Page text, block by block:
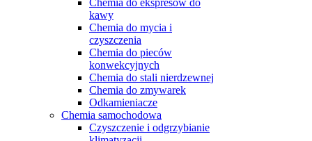
kawy
Chemia do mycia i
czyszczenia
Chemia do pieców
konwekcyjnych
Chemia do stali nierdzewnej
Chemia do zmywarek
Odkamieniacze
Chemia samochodowa
Czyszczenie i odgrzybianie